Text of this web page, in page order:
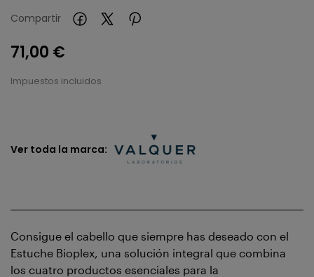
Compartir
71,00 €
Impuestos incluidos
Ver toda la marca:
Consigue el cabello que siempre has deseado con el
Estuche Bioplex, una solución integral que combina
los cuatro productos esenciales para la